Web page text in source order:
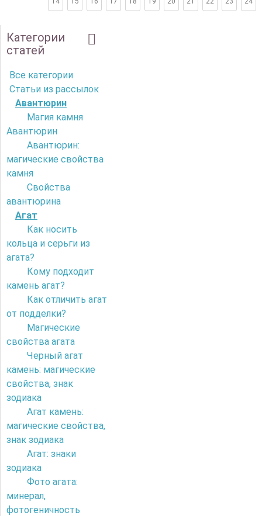
Категории
статей
Все категории
Статьи из рассылок
Авантюрин
Магия камня
Авантюрин
Авантюрин:
магические свойства
камня
Свойства
авантюрина
Агат
Как носить
кольца и серьги из
агата?
Кому подходит
камень агат?
Как отличить агат
от подделки?
Магические
свойства агата
Черный агат
камень: магические
свойства, знак
зодиака
Агат камень:
магические свойства,
знак зодиака
Агат: знаки
зодиака
Фото агата:
минерал,
фотогеничность